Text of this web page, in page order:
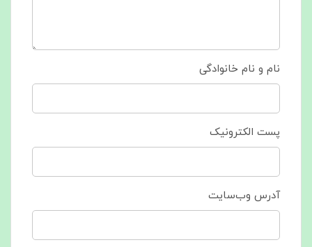
نام و نام خانوادگی
پست الکترونیک
آدرس وب‌سایت